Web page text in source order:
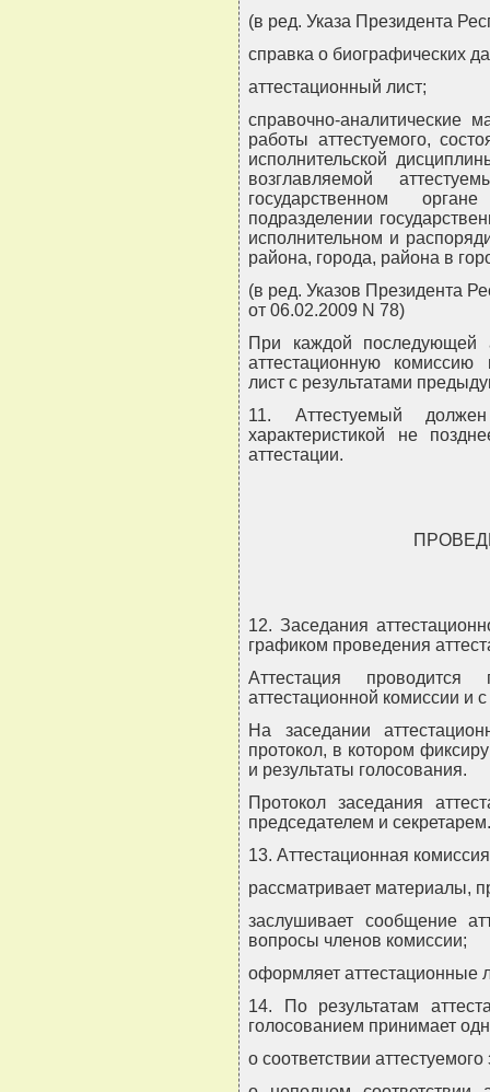
(в ред. Указа Президента
справка о биографических
аттестационный лист;
справочно-аналитические
работы аттестуемого,
исполнительской
возглавляемой
государственном
подразделении
исполнительном и
района, города, района в
(в ред. Указов Президента
от 06.02.2009 N 78)
При каждой последующей
аттестационную комиссию
лист с результатами
11. Аттестуемый
характеристикой не
аттестации.
12. Заседания
графиком проведения
Аттестация
аттестационной комиссии и
На заседании
протокол, в котором
и результаты голосования.
Протокол заседания
председателем и секретарем.
13. Аттестационная
рассматривает материалы,
заслушивает сообщение
вопросы членов комиссии;
оформляет аттестационные
14. По результатам
голосованием принимает
о соответствии